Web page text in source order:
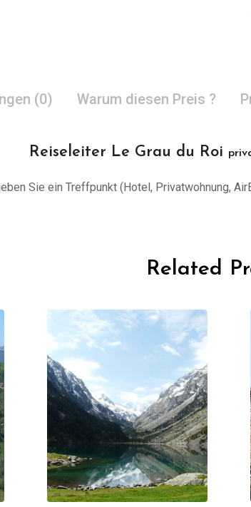
(0) Warum diesen Preis ?
Reiseleiter Le Grau du Roi
Sie ein Treffpunkt (Hotel, Privatwohnung,
Related